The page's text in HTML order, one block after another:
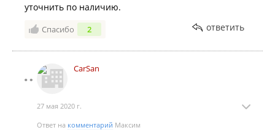
уточнить по наличию.
Спасибо 2 ответить
CarSan
27 мая 2020 г.
Ответ на комментарий Максим